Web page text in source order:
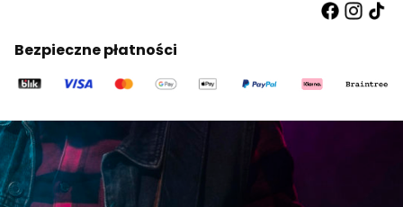
Bezpieczne płatności